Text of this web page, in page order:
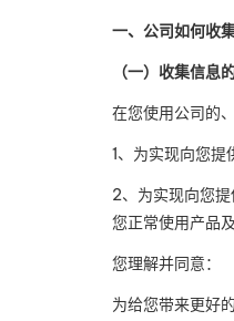
一、公司如何收
（一）收集信息
在您使用公司的
1、为实现向您提
2、为实现向您
您正常使用产品及
您理解并同意：
为给您带来更好